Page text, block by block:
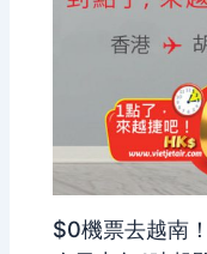
$0機票去越南